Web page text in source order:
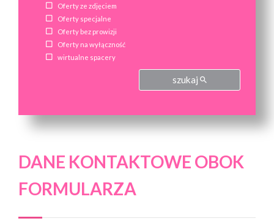
Oferty ze zdjęciem
Oferty specjalne
Oferty bez prowizji
Oferty na wyłączność
wirtualne spacery
szukaj
DANE KONTAKTOWE OBOK
FORMULARZA